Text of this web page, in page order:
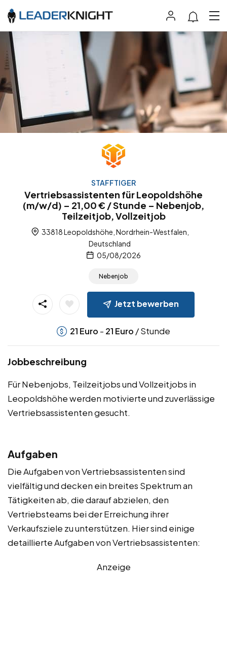
STAFFTIGER
Vertriebsassistenten für Leopoldshöhe
(m/w/d) – 21,00 € / Stunde – Nebenjob,
Teilzeitjob, Vollzeitjob
33818 Leopoldshöhe, Nordrhein-Westfalen,
Deutschland
05/08/2026
Nebenjob
Jetzt bewerben
21 Euro - 21 Euro / Stunde
Jobbeschreibung
Für Nebenjobs, Teilzeitjobs und Vollzeitjobs in
Leopoldshöhe werden motivierte und zuverlässige
Vertriebsassistenten gesucht.
Aufgaben
Die Aufgaben von Vertriebsassistenten sind
vielfältig und decken ein breites Spektrum an
Tätigkeiten ab, die darauf abzielen, den
Vertriebsteams bei der Erreichung ihrer
Verkaufsziele zu unterstützen. Hier sind einige
detaillierte Aufgaben von Vertriebsassistenten:
Anzeige